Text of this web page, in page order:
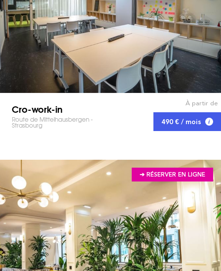
Cro-work-in
Route de Mittelhausbergen -
Strasbourg
À partir de
490 € / mois
➔ RÉSERVER EN LIGNE